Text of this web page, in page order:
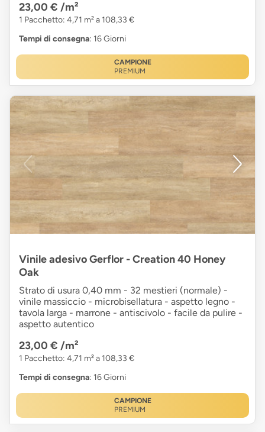
23,00 € /m²
1 Pacchetto: 4,71 m² a 108,33 €
Tempi di consegna: 16 Giorni
CAMPIONE
PREMIUM
Vinile adesivo Gerflor - Creation 40 Honey
Oak
Strato di usura 0,40 mm - 32 mestieri (normale) -
vinile massiccio - microbisellatura - aspetto legno -
tavola larga - marrone - antiscivolo - facile da pulire -
aspetto autentico
23,00 € /m²
1 Pacchetto: 4,71 m² a 108,33 €
Tempi di consegna: 16 Giorni
CAMPIONE
PREMIUM